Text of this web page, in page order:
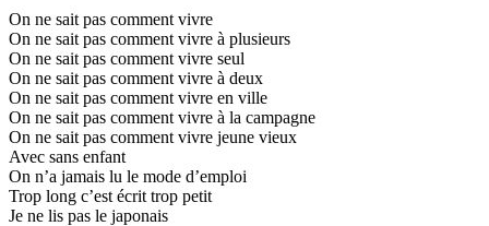
On ne sait pas comment vivre
On ne sait pas comment vivre à plusieurs
On ne sait pas comment vivre seul
On ne sait pas comment vivre à deux
On ne sait pas comment vivre en ville
On ne sait pas comment vivre à la campagne
On ne sait pas comment vivre jeune vieux
Avec sans enfant
On n’a jamais lu le mode d’emploi
Trop long c’est écrit trop petit
Je ne lis pas le japonais